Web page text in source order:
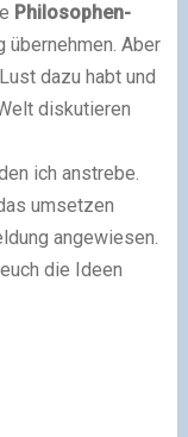
Philosophen-
Aber
dazu habt und
diskutieren
ich anstrebe.
umsetzen
angewiesen.
die Ideen